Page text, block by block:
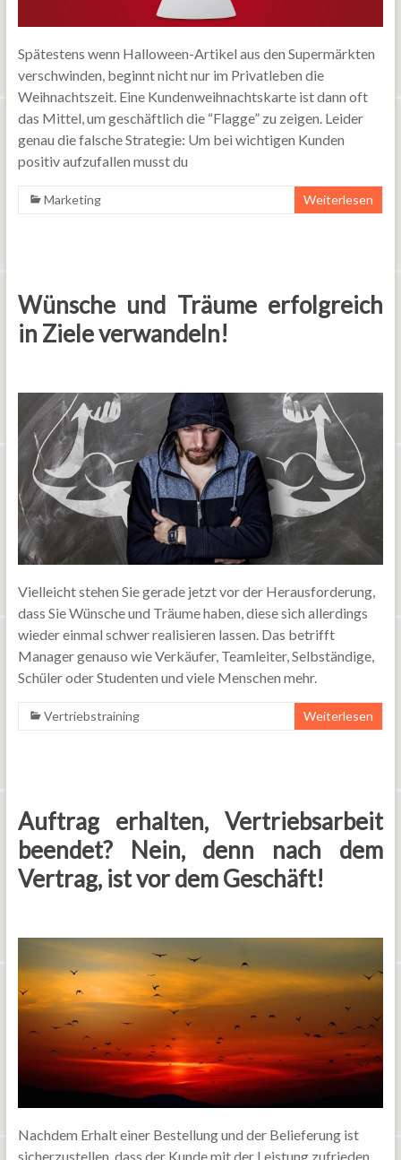
Spätestens wenn Halloween-Artikel aus den Supermärkten
verschwinden, beginnt nicht nur im Privatleben die
Weihnachtszeit. Eine Kundenweihnachtskarte ist dann oft
das Mittel, um geschäftlich die “Flagge” zu zeigen. Leider
genau die falsche Strategie: Um bei wichtigen Kunden
positiv aufzufallen musst du
Marketing Weiterlesen
Wünsche und Träume erfolgreich
in Ziele verwandeln!
Vielleicht stehen Sie gerade jetzt vor der Herausforderung,
dass Sie Wünsche und Träume haben, diese sich allerdings
wieder einmal schwer realisieren lassen. Das betrifft
Manager genauso wie Verkäufer, Teamleiter, Selbständige,
Schüler oder Studenten und viele Menschen mehr.
Vertriebstraining Weiterlesen
Auftrag erhalten, Vertriebsarbeit
beendet? Nein, denn nach dem
Vertrag, ist vor dem Geschäft!
Nachdem Erhalt einer Bestellung und der Belieferung ist
sicherzustellen, dass der Kunde mit der Leistung zufrieden